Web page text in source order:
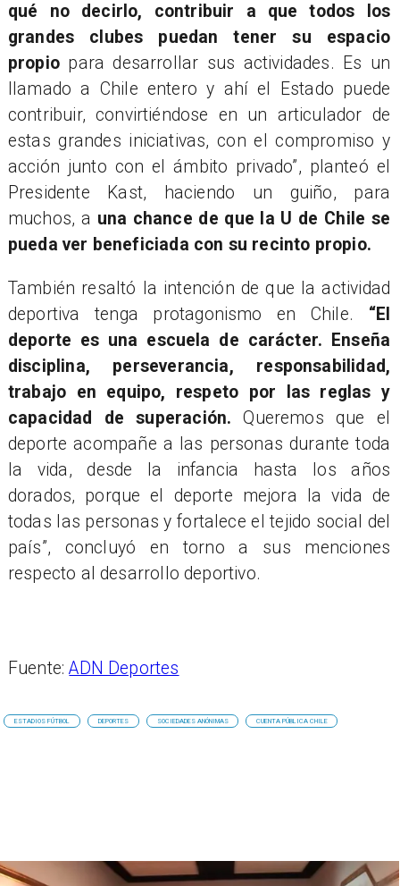
qué no decirlo, contribuir a que todos los
grandes clubes puedan tener su espacio
propio para desarrollar sus actividades. Es un
llamado a Chile entero y ahí el Estado puede
contribuir, convirtiéndose en un articulador de
estas grandes iniciativas, con el compromiso y
acción junto con el ámbito privado”, planteó el
Presidente Kast, haciendo un guiño, para
muchos, a una chance de que la U de Chile se
pueda ver beneficiada con su recinto propio.
También resaltó la intención de que la actividad
deportiva tenga protagonismo en Chile. “El
deporte es una escuela de carácter. Enseña
disciplina, perseverancia, responsabilidad,
trabajo en equipo, respeto por las reglas y
capacidad de superación. Queremos que el
deporte acompañe a las personas durante toda
la vida, desde la infancia hasta los años
dorados, porque el deporte mejora la vida de
todas las personas y fortalece el tejido social del
país”, concluyó en torno a sus menciones
respecto al desarrollo deportivo.
Fuente:ADN Deportes
ESTADIOS FÚTBOL DEPORTES SOCIEDADES ANÓNIMAS CUENTA PÚBLICA CHILE